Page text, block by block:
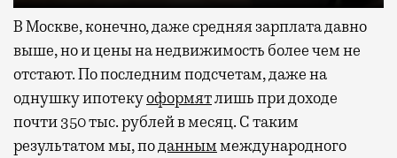
В Москве, конечно, даже средняя зарплата давно
выше, но и цены на недвижимость более чем не
отстают. По последним подсчетам, даже на
однушку ипотекуоформятлишь при доходе
почти 350 тыс. рублей в месяц. С таким
результатом мы, поданныммеждународного